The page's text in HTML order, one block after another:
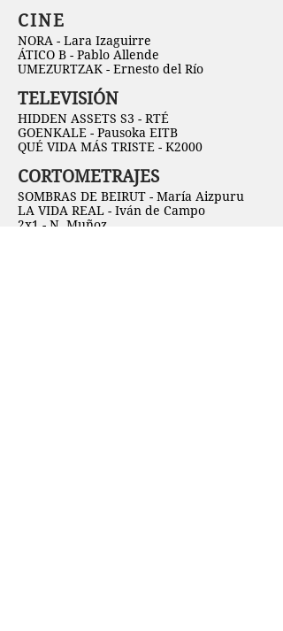
CINE
NORA - Lara Izaguirre
ÁTICO B - Pablo Allende
UMEZURTZAK - Ernesto del Río
TELEVISIÓN
HIDDEN ASSETS S3 - RTÉ
GOENKALE - Pausoka EITB
QUÉ VIDA MÁS TRISTE - K2000
CORTOMETRAJES
SOMBRAS DE BEIRUT - María Aizpuru
LA VIDA REAL - Iván de Campo
2x1 - N. Muñoz